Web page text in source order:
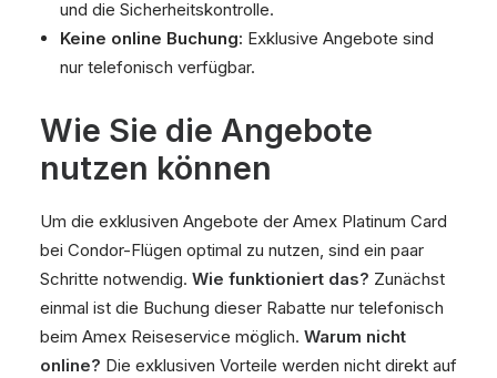
und die Sicherheitskontrolle.
Keine online Buchung: Exklusive Angebote sind
nur telefonisch verfügbar.
Wie Sie die Angebote
nutzen können
Um die exklusiven Angebote der Amex Platinum Card
bei Condor-Flügen optimal zu nutzen, sind ein paar
Schritte notwendig. Wie funktioniert das? Zunächst
einmal ist die Buchung dieser Rabatte nur telefonisch
beim Amex Reiseservice möglich. Warum nicht
online? Die exklusiven Vorteile werden nicht direkt auf